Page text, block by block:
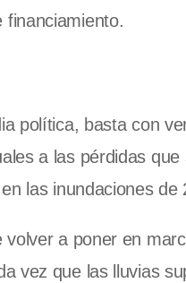
financiamiento.
política, basta con
a las pérdidas
las inundaciones de
a poner en
vez que las lluvias